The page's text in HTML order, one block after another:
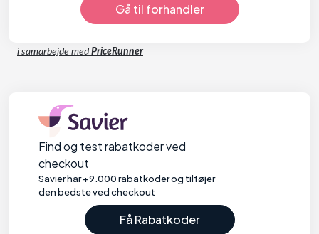
Gå til forhandler
i samarbejde med PriceRunner
Find og test rabatkoder ved
checkout
Savier har +9.000 rabatkoder og tilføjer
den bedste ved checkout
Få Rabatkoder